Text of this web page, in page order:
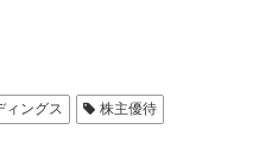
ィングス 株主優待